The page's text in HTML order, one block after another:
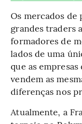
Os mercados de
grandes traders
formadores de
lados de uma
que as
vendem as
diferenças nos
Atualmente, a